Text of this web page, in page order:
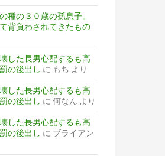
種の３０歳の孫息子。
背負わされてきたもの
した長男心配するも高
の後出し に もち より
した長男心配するも高
の後出し に 何なん より
した長男心配するも高
の後出し に ブライアン